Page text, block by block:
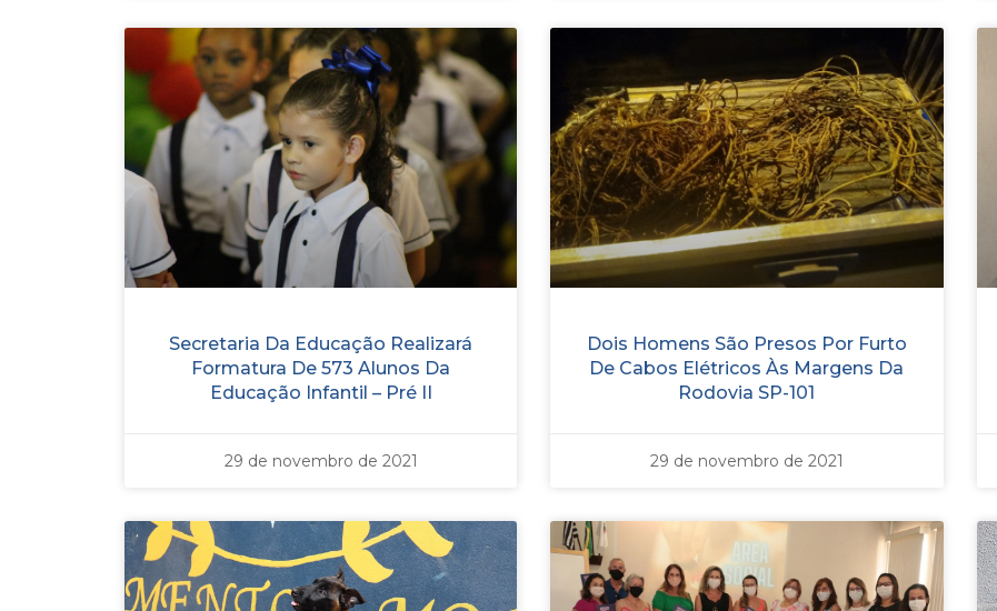
Secretaria Da Educação Realizará
Formatura De 573 Alunos Da
Educação Infantil – Pré II
29 de novembro de 2021
Dois Homens São Presos Por Furto
De Cabos Elétricos Às Margens Da
Rodovia SP-101
29 de novembro de 2021